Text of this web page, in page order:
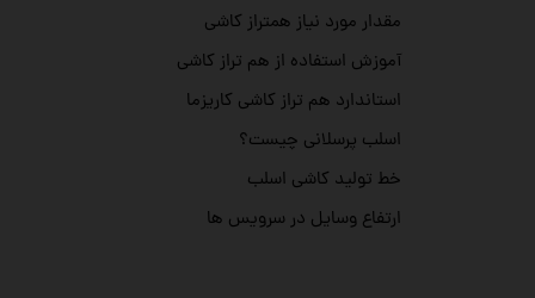
مقدار مورد نیاز همتراز کاشی
آموزش استفاده از هم تراز کاشی
استاندارد هم تراز کاشی کاریزما
اسلب پرسلانی چیست؟
خط تولید کاشی اسلب
ارتفاع وسایل در سرویس ها